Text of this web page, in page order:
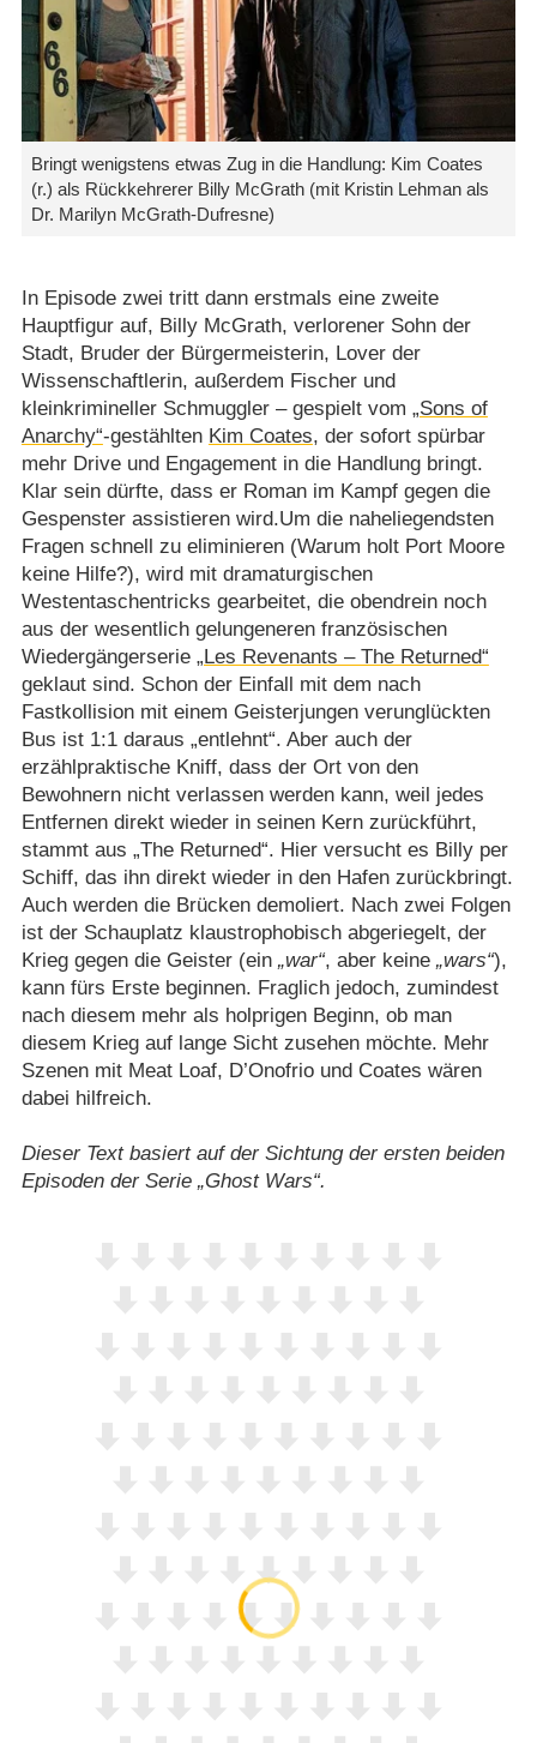
Bringt wenigstens etwas Zug in die Handlung: Kim Coates
(r.) als Rückkehrerer Billy McGrath (mit Kristin Lehman als
Dr. Marilyn McGrath-Dufresne)
In Episode zwei tritt dann erstmals eine zweite
Hauptfigur auf, Billy McGrath, verlorener Sohn der
Stadt, Bruder der Bürgermeisterin, Lover der
Wissenschaftlerin, außerdem Fischer und
kleinkrimineller Schmuggler – gespielt vom „Sons of
Anarchy“-gestählten Kim Coates, der sofort spürbar
mehr Drive und Engagement in die Handlung bringt.
Klar sein dürfte, dass er Roman im Kampf gegen die
Gespenster assistieren wird.Um die naheliegendsten
Fragen schnell zu eliminieren (Warum holt Port Moore
keine Hilfe?), wird mit dramaturgischen
Westentaschentricks gearbeitet, die obendrein noch
aus der wesentlich gelungeneren französischen
Wiedergängerserie „Les Revenants – The Returned“
geklaut sind. Schon der Einfall mit dem nach
Fastkollision mit einem Geisterjungen verunglückten
Bus ist 1:1 daraus „entlehnt“. Aber auch der
erzählpraktische Kniff, dass der Ort von den
Bewohnern nicht verlassen werden kann, weil jedes
Entfernen direkt wieder in seinen Kern zurückführt,
stammt aus „The Returned“. Hier versucht es Billy per
Schiff, das ihn direkt wieder in den Hafen zurückbringt.
Auch werden die Brücken demoliert. Nach zwei Folgen
ist der Schauplatz klaustrophobisch abgeriegelt, der
Krieg gegen die Geister (ein „war“, aber keine „wars“),
kann fürs Erste beginnen. Fraglich jedoch, zumindest
nach diesem mehr als holprigen Beginn, ob man
diesem Krieg auf lange Sicht zusehen möchte. Mehr
Szenen mit Meat Loaf, D’Onofrio und Coates wären
dabei hilfreich.
Dieser Text basiert auf der Sichtung der ersten beiden
Episoden der Serie „Ghost Wars“.